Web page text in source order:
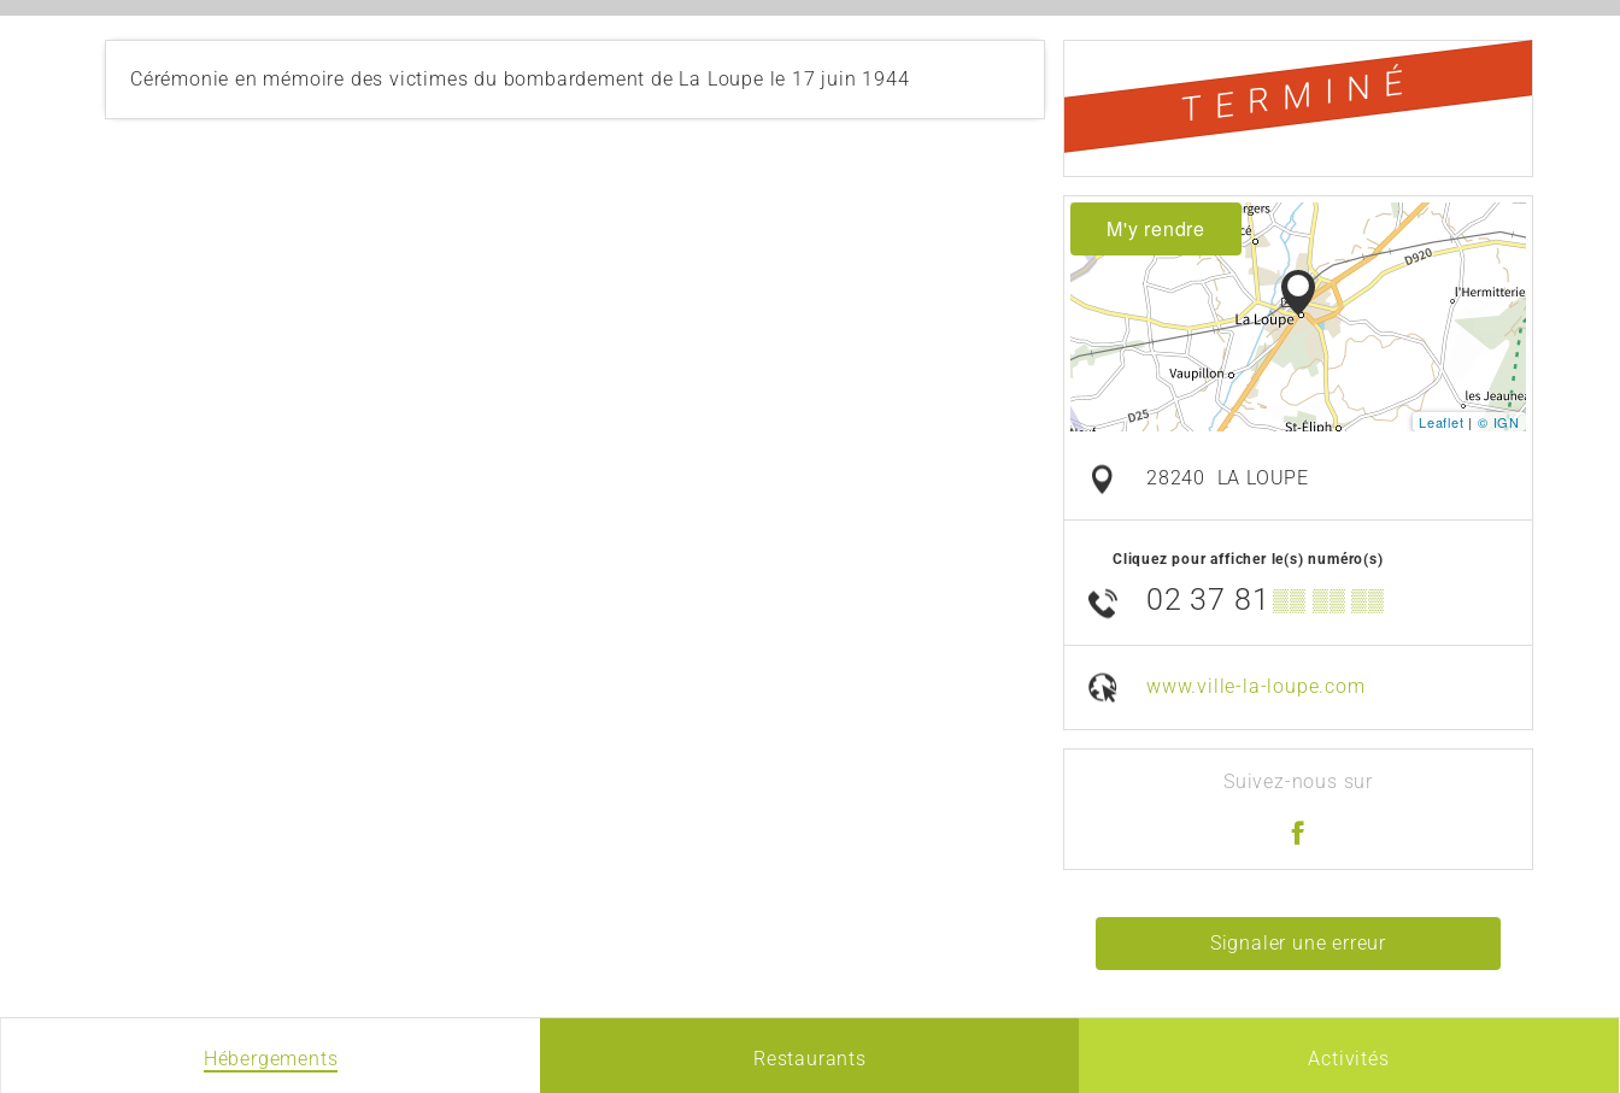
Cérémonie en mémoire des victimes du bombardement de La Loupe le 17 juin 1944 TERMINÉ
M'y rendre
Leaflet | © IGN
28240 LA LOUPE
Cliquez pour afficher le(s) numéro(s)
02 37 81 ▒▒ ▒▒ ▒▒
www.ville-la-loupe.com
Suivez-nous sur
Signaler une erreur
Hébergements Restaurants Activités